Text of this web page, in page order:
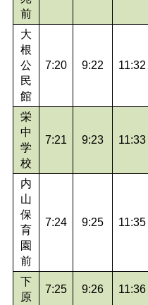
前
大
根
公
民
館
7:20 9:22 11:32
栄
中
学
校
7:21 9:23 11:33
内
山
保
育
園
前
7:24 9:25 11:35
下
原
7:25 9:26 11:36